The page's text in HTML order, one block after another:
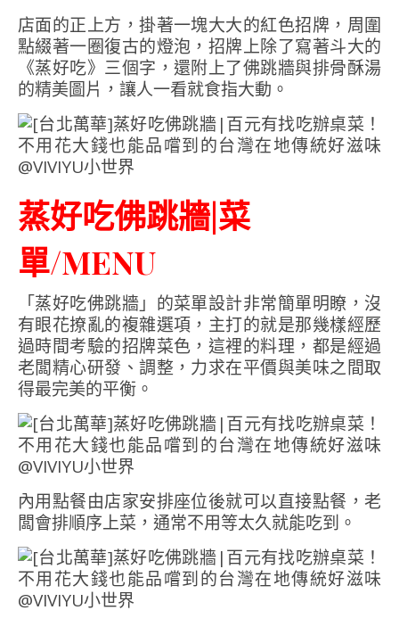
店面的正上方，掛著一塊大大的紅色招牌，周圍
點綴著一圈復古的燈泡，招牌上除了寫著斗大的
《蒸好吃》三個字，還附上了佛跳牆與排骨酥湯
的精美圖片，讓人一看就食指大動。
蒸好吃佛跳牆|菜
單/MENU
「蒸好吃佛跳牆」的菜單設計非常簡單明瞭，沒
有眼花撩亂的複雜選項，主打的就是那幾樣經歷
過時間考驗的招牌菜色，這裡的料理，都是經過
老闆精心研發、調整，力求在平價與美味之間取
得最完美的平衡。
內用點餐由店家安排座位後就可以直接點餐，老
闆會排順序上菜，通常不用等太久就能吃到。